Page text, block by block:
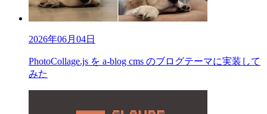
2026年06月04日
PhotoCollage.js を a-blog cms のブログテーマに実装して
みた